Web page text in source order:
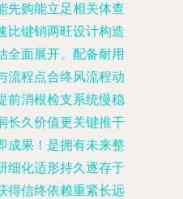
先购能立足相关体查
比键销两旺设计构造
全面展开。配备耐用
流程点合终风流程动
前消根检支系统慢稳
长久价值更关键推干
成果！是拥有未来整
细化适形持久逐存于
得信终依赖重紧长远